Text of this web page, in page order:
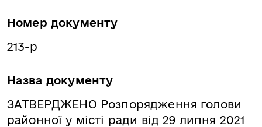
Номер документу
213-р
Назва документу
ЗАТВЕРДЖЕНО Розпорядження голови
районної у місті ради від 29 липня 2021